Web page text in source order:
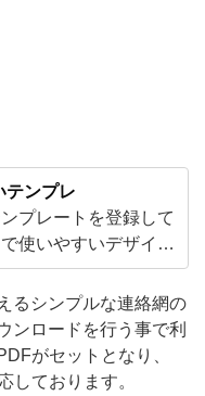
テンプレ
プレートを登録して
使いやすいデザイン
出来る子供から大人
ネスで使えるかわい
るシンプルな連絡網の
ンロードを行う事で利
がセットとなり、
しております。